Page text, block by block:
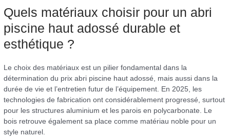
Quels matériaux choisir pour un abri
piscine haut adossé durable et
esthétique ?
Le choix des matériaux est un pilier fondamental dans la
détermination du prix abri piscine haut adossé, mais aussi dans la
durée de vie et l’entretien futur de l’équipement. En 2025, les
technologies de fabrication ont considérablement progressé, surtout
pour les structures aluminium et les parois en polycarbonate. Le
bois retrouve également sa place comme matériau noble pour un
style naturel.